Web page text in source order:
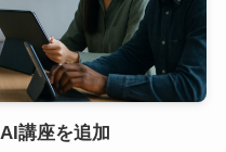
講座を追加